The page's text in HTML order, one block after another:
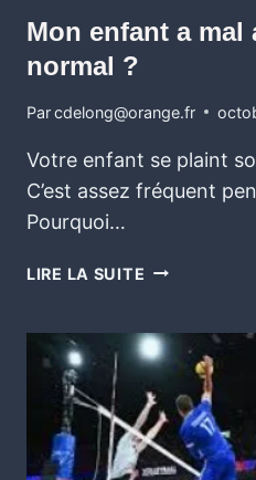
Mon enfant a mal
normal ?
Parcdelong@orange.fr
Votre enfant se plaint
C’est assez fréquent
Pourquoi…
LIRE LA SUITE